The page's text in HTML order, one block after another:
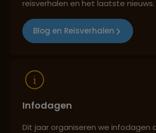
Reizen met oog voor mens,
reisverhalen en het laatste nieuws.
Blog en Reisverhalen
Infodagen
Dit jaar organiseren we infodagen